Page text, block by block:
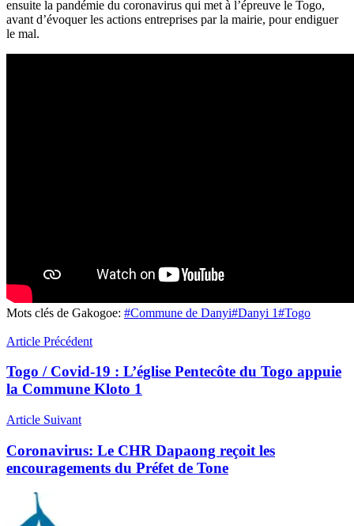
ensuite la pandémie du coronavirus qui met à l’épreuve le Togo,
avant d’évoquer les actions entreprises par la mairie, pour endiguer
le mal.
Mots clés de Gakogoe: #Commune de Danyi#Danyi 1#Togo
Article Précédent
Togo / Covid-19 : L’église Pentecôte du Togo appuie
la Commune Kloto 1
Article Suivant
Coronavirus: Le CHR Dapaong reçoit les
encouragements du Préfet de Tone